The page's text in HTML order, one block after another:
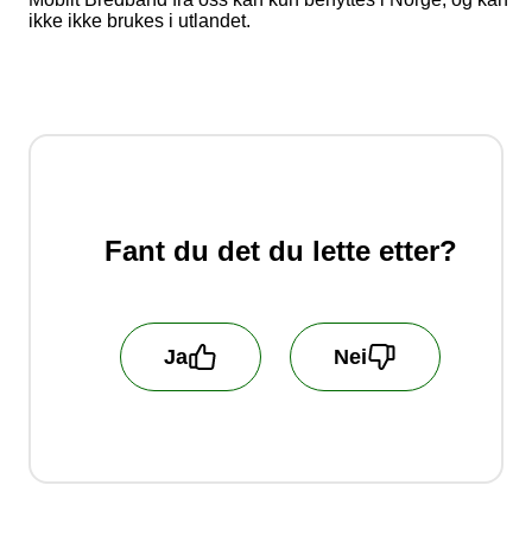
ikke ikke brukes i utlandet.
Fant du det du lette etter?
Ja Nei
misfornøyd med! Vi behandler ikke